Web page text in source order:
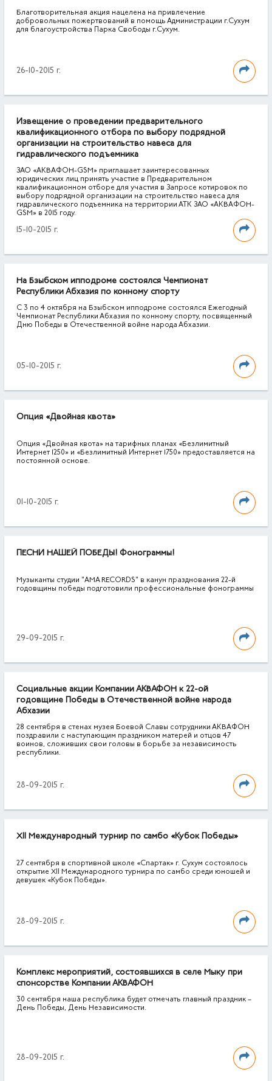
Благотворительная акция нацелена на привлечение
добровольных пожертвований в помощь Администрации г.Сухум
для благоустройства Парка Свободы г.Сухум.
26-10-2015 г.
Извещение о проведении предварительного
квалификационного отбора по выбору подрядной
организации на строительство навеса для
гидравлического подъемника
ЗАО «АКВАФОН-GSM» приглашает заинтересованных
юридических лиц принять участие в Предварительном
квалификационном отборе для участия в Запросе котировок по
выбору подрядной организации на строительство навеса для
гидравлического подъемника на территории АТК ЗАО «АКВАФОН-
GSM» в 2015 году.
15-10-2015 г.
На Бзыбском ипподроме состоялся Чемпионат
Республики Абхазия по конному спорту
С 3 по 4 октября на Бзыбском ипподроме состоялся Ежегодный
Чемпионат Республики Абхазия по конному спорту, посвященный
Дню Победы в Отечественной войне народа Абхазии.
05-10-2015 г.
Опция «Двойная квота»
Опция «Двойная квота» на тарифных планах «Безлимитный
Интернет 1250» и «Безлимитный Интернет 1750» предоставляется на
постоянной основе.
01-10-2015 г.
ПЕСНИ НАШЕЙ ПОБЕДЫ! Фонограммы!
Музыканты студии "AMA RECORDS" в канун празднования 22-й
годовщины победы подготовили профессиональные фонограммы
29-09-2015 г.
Социальные акции Компании АКВАФОН к 22-ой
годовщине Победы в Отечественной войне народа
Абхазии
28 сентября в стенах музея Боевой Славы сотрудники АКВАФОН
поздравили с наступающим праздником матерей и отцов 47
воинов, сложивших свои головы в борьбе за независимость
республики.
28-09-2015 г.
XII Международный турнир по самбо «Кубок Победы»
27 сентября в спортивной школе «Спартак» г. Сухум состоялось
открытие XII Международного турнира по самбо среди юношей и
девушек «Кубок Победы».
28-09-2015 г.
Комплекс мероприятий, состоявшихся в селе Мыку при
спонсорстве Компании АКВАФОН
30 сентября наша республика будет отмечать главный праздник –
День Победы, День Независимости.
28-09-2015 г.